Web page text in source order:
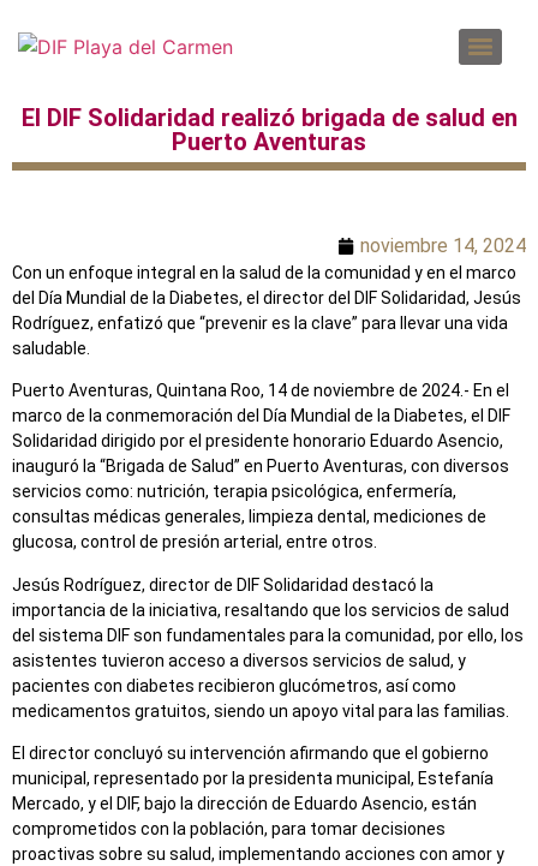
El DIF Solidaridad realizó brigada de salud en
Puerto Aventuras
noviembre 14, 2024
Con un enfoque integral en la salud de la comunidad y en el marco
del Día Mundial de la Diabetes, el director del DIF Solidaridad, Jesús
Rodríguez, enfatizó que “prevenir es la clave” para llevar una vida
saludable.
Puerto Aventuras, Quintana Roo, 14 de noviembre de 2024.- En el
marco de la conmemoración del Día Mundial de la Diabetes, el DIF
Solidaridad dirigido por el presidente honorario Eduardo Asencio,
inauguró la “Brigada de Salud” en Puerto Aventuras, con diversos
servicios como: nutrición, terapia psicológica, enfermería,
consultas médicas generales, limpieza dental, mediciones de
glucosa, control de presión arterial, entre otros.
Jesús Rodríguez, director de DIF Solidaridad destacó la
importancia de la iniciativa, resaltando que los servicios de salud
del sistema DIF son fundamentales para la comunidad, por ello, los
asistentes tuvieron acceso a diversos servicios de salud, y
pacientes con diabetes recibieron glucómetros, así como
medicamentos gratuitos, siendo un apoyo vital para las familias.
El director concluyó su intervención afirmando que el gobierno
municipal, representado por la presidenta municipal, Estefanía
Mercado, y el DIF, bajo la dirección de Eduardo Asencio, están
comprometidos con la población, para tomar decisiones
proactivas sobre su salud, implementando acciones con amor y